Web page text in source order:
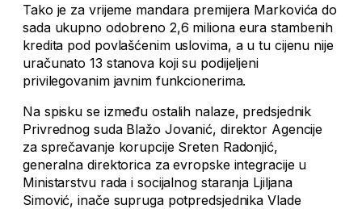
Tako je za vrijeme mandara premijera Markovića do
sada ukupno odobreno 2,6 miliona eura stambenih
kredita pod povlašćenim uslovima, a u tu cijenu nije
uračunato 13 stanova koji su podijeljeni
privilegovanim javnim funkcionerima.
Na spisku se između ostalih nalaze, predsjednik
Privrednog suda Blažo Jovanić, direktor Agencije
za sprečavanje korupcije Sreten Radonjić,
generalna direktorica za evropske integracije u
Ministarstvu rada i socijalnog staranja Ljiljana
Simović, inače supruga potpredsjednika Vlade